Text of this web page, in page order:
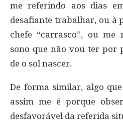
me referindo aos dias
desafiante trabalhar, ou à
chefe “carrasco”, ou me
sono que não vou ter por
de o sol nascer.
De forma similar, algo
assim me é porque
desfavorável da referida